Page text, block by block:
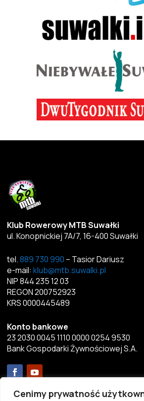
Cenimy prywatność
Klub Rowerowy MTB Suwałki
ul. Konopnickiej 7A/7, 16-400 Suwałki
tel.889 730 990 – Tasior Dariusz
e-mail: klub@mtb.suwalki.pl
NIP 844 235 12 03
REGON 200752923
KRS 0000445489
Konto bankowe
23 2030 0045 1110 0000 0254 9530
Bank Gospodarki Żywnościowej S.A.
Menu